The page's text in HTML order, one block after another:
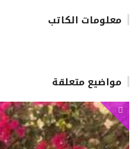
معلومات الكاتب
مواضيع متعلقة